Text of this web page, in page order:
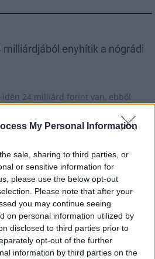
My Personal Information
sale, sharing to third parties, or
or sensitive information for
please use the below opt-out
Please note that after your
you may continue seeing
on personal information utilized by
disclosed to third parties prior to
opt-out of the further
information by third parties on the
enyhítik a nógrádi
24 milliárd forint van, ebből